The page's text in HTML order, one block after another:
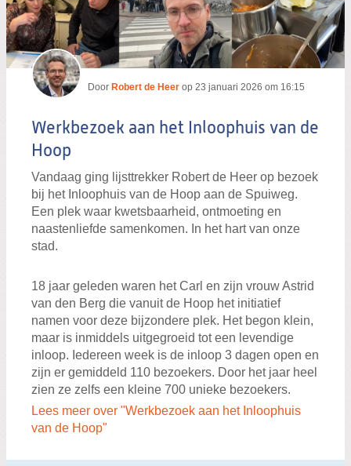
Door Robert de Heer op 23 januari 2026 om 16:15
Werkbezoek aan het Inloophuis van de
Hoop
Vandaag ging lijsttrekker Robert de Heer op bezoek
bij het Inloophuis van de Hoop aan de Spuiweg.
Een plek waar kwetsbaarheid, ontmoeting en
naastenliefde samenkomen. In het hart van onze
stad.
18 jaar geleden waren het Carl en zijn vrouw Astrid
van den Berg die vanuit de Hoop het initiatief
namen voor deze bijzondere plek. Het begon klein,
maar is inmiddels uitgegroeid tot een levendige
inloop. Iedereen week is de inloop 3 dagen open en
zijn er gemiddeld 110 bezoekers. Door het jaar heel
zien ze zelfs een kleine 700 unieke bezoekers.
Lees meer over "Werkbezoek aan het Inloophuis
van de Hoop"